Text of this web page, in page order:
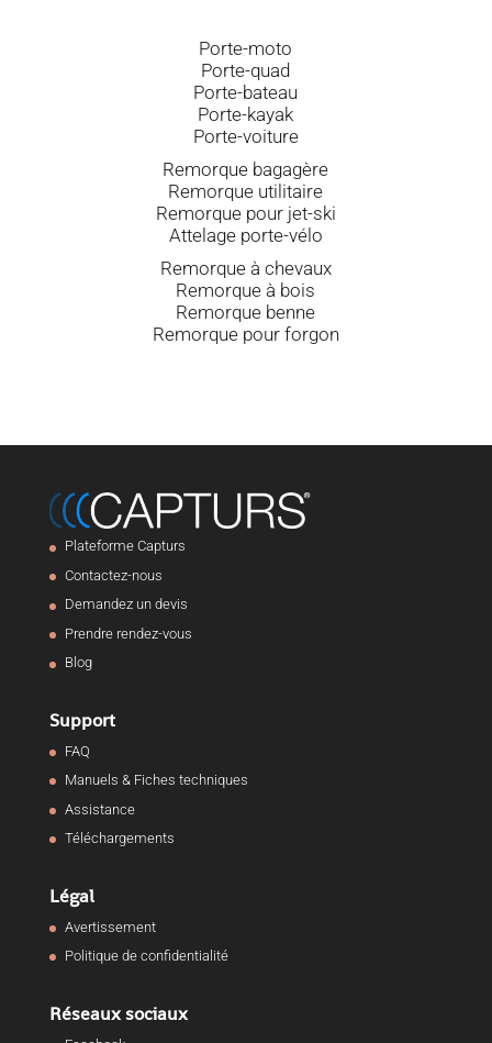
Porte-moto
Porte-quad
Porte-bateau
Porte-kayak
Porte-voiture
Remorque bagagère
Remorque utilitaire
Remorque pour jet-ski
Attelage porte-vélo
Remorque à chevaux
Remorque à bois
Remorque benne
Remorque pour forgon
Plateforme Capturs
Contactez-nous
Demandez un devis
Prendre rendez-vous
Blog
Support
FAQ
Manuels & Fiches techniques
Assistance
Téléchargements
Légal
Avertissement
Politique de confidentialité
Réseaux sociaux